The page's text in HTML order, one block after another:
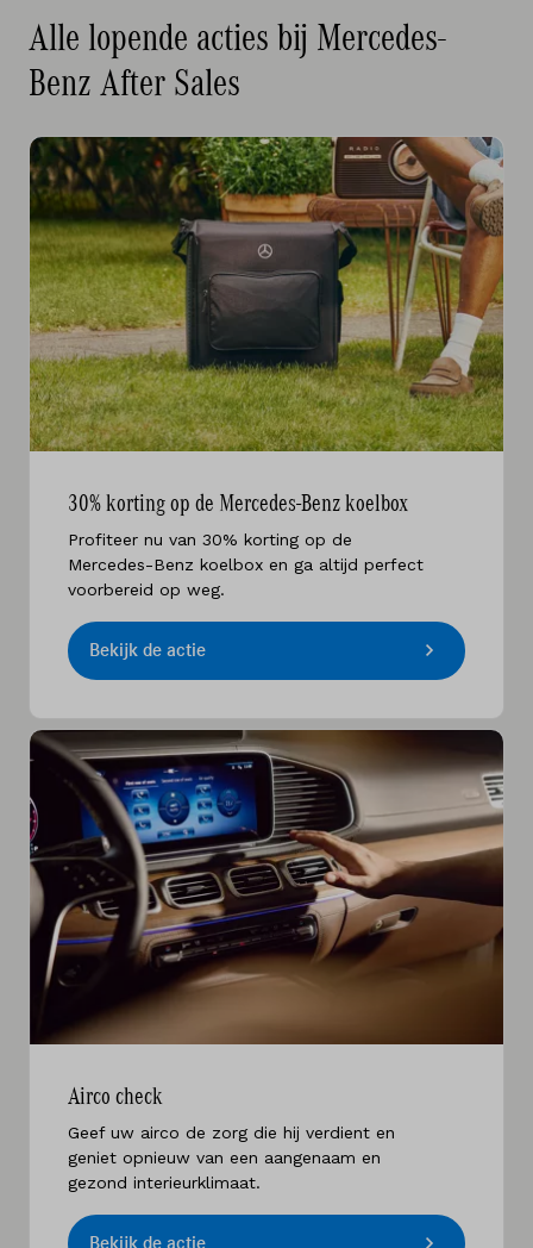
Alle lopende acties bij Mercedes-
Benz After Sales
30% korting op de Mercedes-Benz koelbox
Profiteer nu van 30% korting op de
Mercedes-Benz koelbox en ga altijd perfect
voorbereid op weg.
Bekijk de actie
Airco check
Geef uw airco de zorg die hij verdient en
geniet opnieuw van een aangenaam en
gezond interieurklimaat.
Bekijk de actie